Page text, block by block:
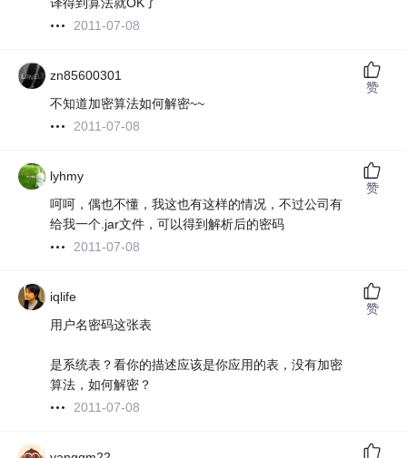
译得到算法就OK了
2011-07-08
zn85600301
不知道加密算法如何解密~~
2011-07-08
赞
lyhmy
呵呵，偶也不懂，我这也有这样的情况，不过公司有
给我一个.jar文件，可以得到解析后的密码
2011-07-08
赞
iqlife
用户名密码这张表
是系统表？看你的描述应该是你应用的表，没有加密
算法，如何解密？
2011-07-08
赞